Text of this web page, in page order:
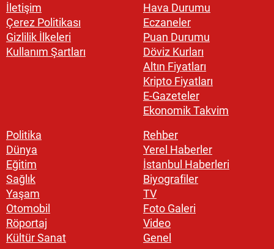
İletişim
Çerez Politikası
Gizlilik İlkeleri
Kullanım Şartları
Hava Durumu
Eczaneler
Puan Durumu
Döviz Kurları
Altın Fiyatları
Kripto Fiyatları
E-Gazeteler
Ekonomik Takvim
Politika
Dünya
Eğitim
Sağlık
Yaşam
Otomobil
Röportaj
Kültür Sanat
Rehber
Yerel Haberler
İstanbul Haberleri
Biyografiler
TV
Foto Galeri
Video
Genel